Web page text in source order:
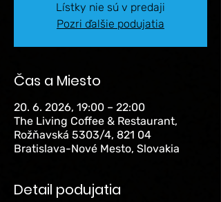
Lístky nie sú v predaji
Pozri ďalšie podujatia
Čas a Miesto
20. 6. 2026, 19:00 – 22:00
The Living Coffee & Restaurant,
Rožňavská 5303/4, 821 04
Bratislava-Nové Mesto, Slovakia
Detail podujatia